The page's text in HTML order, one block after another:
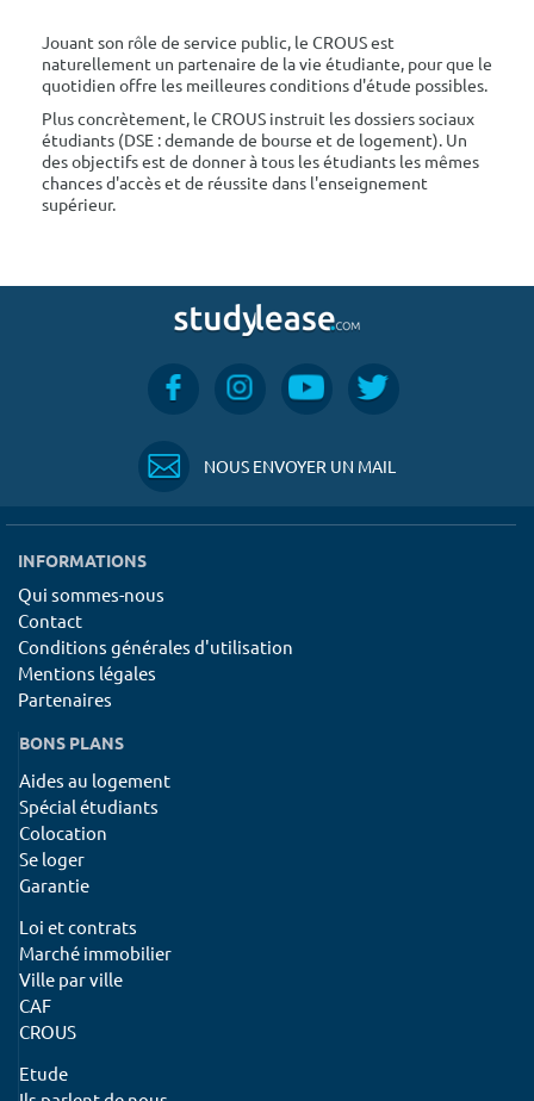
Jouant son rôle de service public, le CROUS est
naturellement un partenaire de la vie étudiante, pour que le
quotidien offre les meilleures conditions d'étude possibles.
Plus concrètement, le CROUS instruit les dossiers sociaux
étudiants (DSE : demande de bourse et de logement). Un
des objectifs est de donner à tous les étudiants les mêmes
chances d'accès et de réussite dans l'enseignement
supérieur.
NOUS ENVOYER UN MAIL
INFORMATIONS
Qui sommes-nous
Contact
Conditions générales d'utilisation
Mentions légales
Partenaires
BONS PLANS
Aides au logement
Spécial étudiants
Colocation
Se loger
Garantie
Loi et contrats
Marché immobilier
Ville par ville
CAF
CROUS
Etude